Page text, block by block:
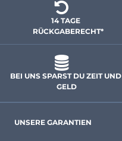
14 TAGE
  RÜCKGABERECHT*
BEI UNS SPARST DU ZEIT UND
GELD
UNSERE GARANTIEN